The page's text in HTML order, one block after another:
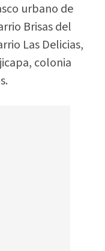
urbano de
Brisas del
Las Delicias,
colonia